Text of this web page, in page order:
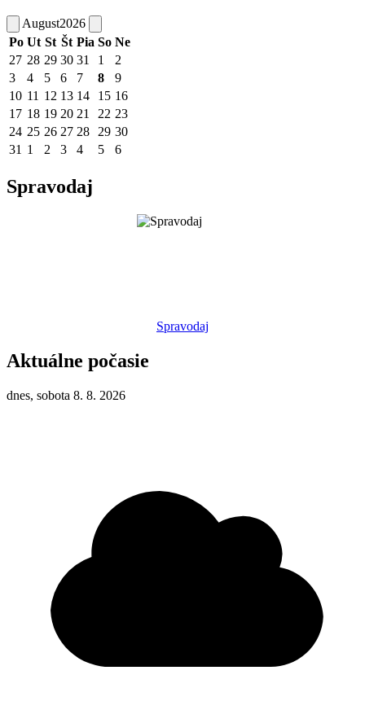
August2026
Po Ut St Št Pia So Ne
27 28 29 30 31 1
2
3
4 5 6 7 8
9
10 11 12 13 14 15 16
17 18 19 20 21 22 23
24 25 26 27 28 29 30
31 1 2 3 4 5 6
Spravodaj
Spravodaj
Aktuálne počasie
dnes, sobota 8. 8. 2026